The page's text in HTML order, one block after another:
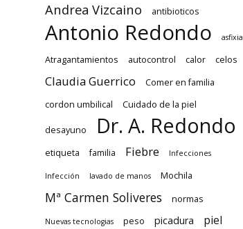
Andrea Vizcaino antibioticos
Antonio Redondo asfixia
Atragantamientos autocontrol calor celos
Claudia Guerrico
Comer en familia
cordon umbilical
Cuidado de la piel
desayuno Dr. A. Redondo
etiqueta familia Fiebre Infecciones
Infección lavado de manos Mochila
Mª Carmen Soliveres normas
Nuevas tecnologias peso picadura piel